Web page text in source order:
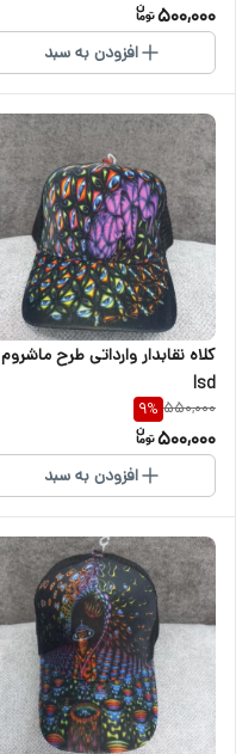
500,000
افزودن به سبد
کلاه نقابدار وارداتی طرح ماشروم
lsd
550,000
9%
500,000
افزودن به سبد